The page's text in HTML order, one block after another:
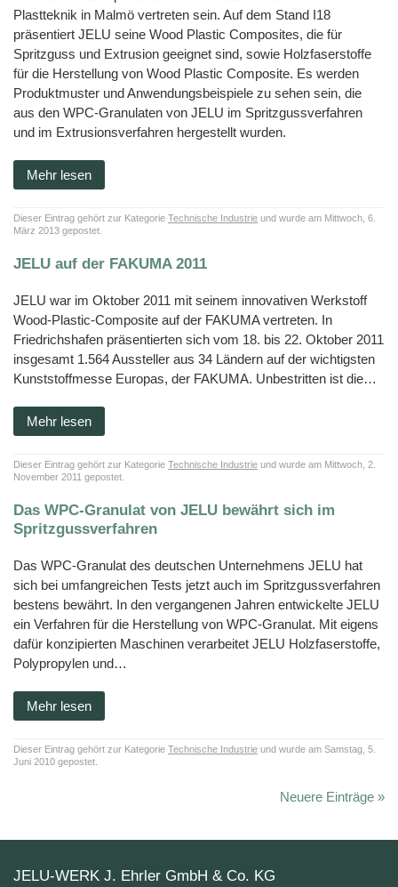
Plastteknik in Malmö vertreten sein. Auf dem Stand I18
präsentiert JELU seine Wood Plastic Composites, die für
Spritzguss und Extrusion geeignet sind, sowie Holzfaserstoffe
für die Herstellung von Wood Plastic Composite. Es werden
Produktmuster und Anwendungsbeispiele zu sehen sein, die
aus den WPC-Granulaten von JELU im Spritzgussverfahren
und im Extrusionsverfahren hergestellt wurden.
Mehr lesen
Dieser Eintrag gehört zur Kategorie Technische Industrie und wurde am Mittwoch, 6.
März 2013 gepostet.
JELU auf der FAKUMA 2011
JELU war im Oktober 2011 mit seinem innovativen Werkstoff
Wood-Plastic-Composite auf der FAKUMA vertreten. In
Friedrichshafen präsentierten sich vom 18. bis 22. Oktober 2011
insgesamt 1.564 Aussteller aus 34 Ländern auf der wichtigsten
Kunststoffmesse Europas, der FAKUMA. Unbestritten ist die…
Mehr lesen
Dieser Eintrag gehört zur Kategorie Technische Industrie und wurde am Mittwoch, 2.
November 2011 gepostet.
Das WPC-Granulat von JELU bewährt sich im
Spritzgussverfahren
Das WPC-Granulat des deutschen Unternehmens JELU hat
sich bei umfangreichen Tests jetzt auch im Spritzgussverfahren
bestens bewährt. In den vergangenen Jahren entwickelte JELU
ein Verfahren für die Herstellung von WPC-Granulat. Mit eigens
dafür konzipierten Maschinen verarbeitet JELU Holzfaserstoffe,
Polypropylen und…
Mehr lesen
Dieser Eintrag gehört zur Kategorie Technische Industrie und wurde am Samstag, 5.
Juni 2010 gepostet.
Neuere Einträge »
JELU-WERK J. Ehrler GmbH & Co. KG